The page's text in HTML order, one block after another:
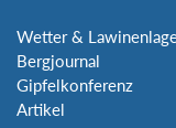
Wetter &
Bergjournal
Gipfelkonferenz
Artikel